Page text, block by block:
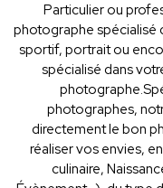
Particulier ou
photographe spécialisé
sportif, portrait ou
spécialisé dans
photographes,
directement le bon
réaliser vos envies,
culinaire,